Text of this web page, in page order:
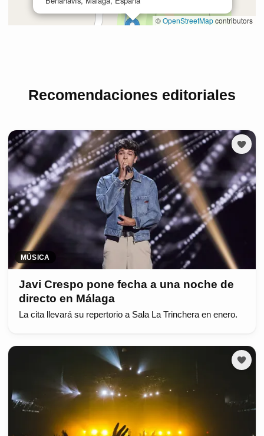
Recomendaciones editoriales
MÚSICA
Javi Crespo pone fecha a una noche de
directo en Málaga
La cita llevará su repertorio a Sala La Trinchera en enero.